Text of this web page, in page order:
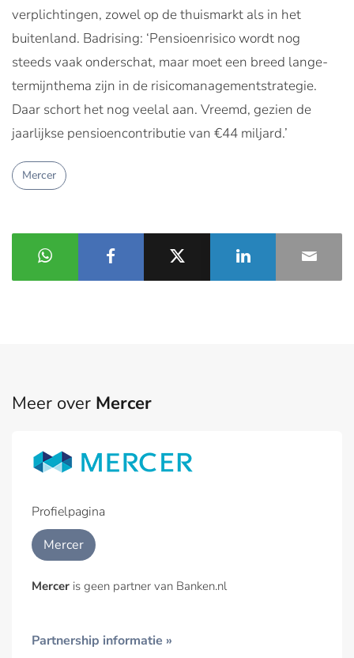
verplichtingen, zowel op de thuismarkt als in het
buitenland. Badrising: ‘Pensioenrisico wordt nog
steeds vaak onderschat, maar moet een breed lange-
termijnthema zijn in de risicomanagementstrategie.
Daar schort het nog veelal aan. Vreemd, gezien de
jaarlijkse pensioencontributie van €44 miljard.’
Mercer
Meer over Mercer
Profielpagina
Mercer
Mercer is geen partner van Banken.nl
Partnership informatie »